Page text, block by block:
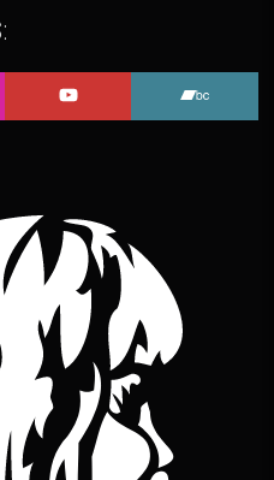
Facebook sur Instagram
L'Embobineuse sur